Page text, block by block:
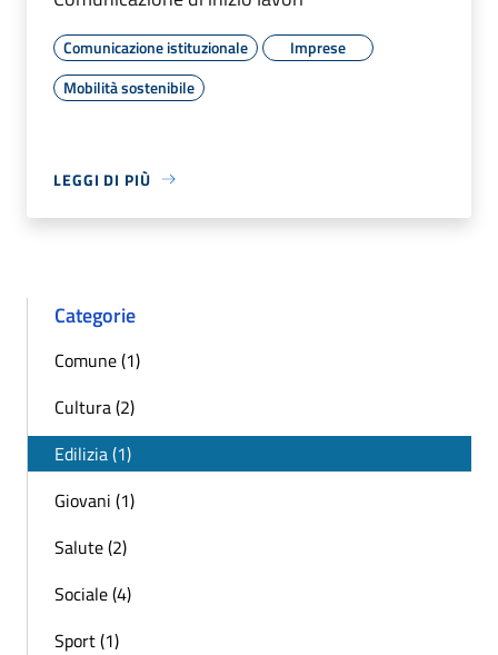
Comunicazione istituzionale
Imprese
Mobilità sostenibile
LEGGI DI PIÙ
Categorie
Comune (1)
Cultura (2)
Edilizia (1)
Giovani (1)
Salute (2)
Sociale (4)
Sport (1)